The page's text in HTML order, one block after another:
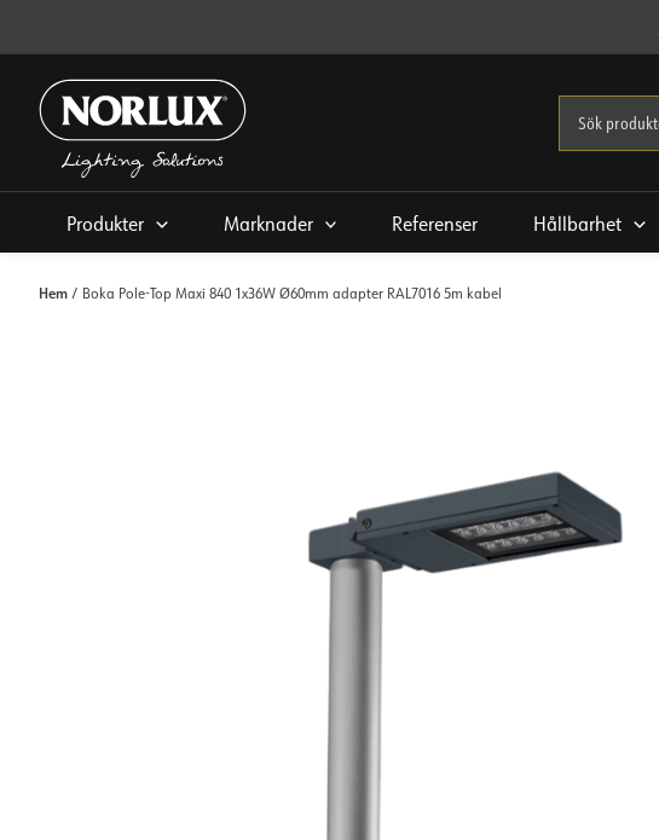
innehållet
Produkter Marknader Referenser Hållbarhet
Hem / Boka Pole-Top Maxi 840 1x36W Ø60mm adapter RAL7016 5m kabel